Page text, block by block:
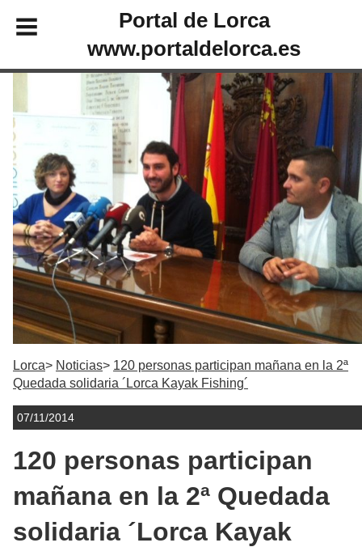
Portal de Lorca
www.portaldelorca.es
Lorca Noticias
120 personas participan mañana en la 2ª
Quedada solidaria ´Lorca Kayak Fishing´
07/11/2014
120 personas participan
mañana en la 2ª Quedada
solidaria ´Lorca Kayak